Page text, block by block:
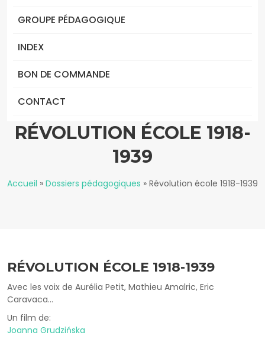
GROUPE PÉDAGOGIQUE
INDEX
BON DE COMMANDE
CONTACT
RÉVOLUTION ÉCOLE 1918-
1939
Accueil » Dossiers pédagogiques » Révolution école 1918-1939
RÉVOLUTION ÉCOLE 1918-1939
Avec les voix de Aurélia Petit, Mathieu Amalric, Eric
Caravaca...
Un film de:
Joanna Grudzińska